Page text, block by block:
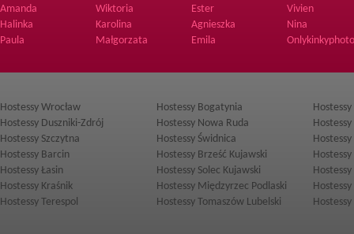
Amanda
Wiktoria Ester
Vivien
Halinka
Karolina Agnieszka
Nina
Paula
Małgorzata Emila
Hostessy Wrocław Hostessy Bogatynia
Hostessy Duszniki-Zdrój
Hostessy Nowa Ruda
Hostessy Szczytna
Hostessy Świdnica
Hostessy Barcin
Hostessy Brześć Kujawski
Hostessy Łasin
Hostessy Solec Kujawski
Hostessy
Hostessy Kraśnik
Hostessy Międzyrzec Podlaski
Hostessy Terespol
Hostessy Tomaszów Lubelski